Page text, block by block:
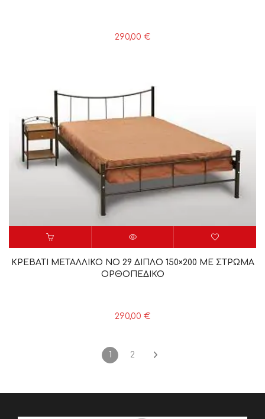
290,00 €
ΚΡΕΒΑΤΙ ΜΕΤΑΛΛΙΚΟ ΝΟ 29 ΔΙΠΛΟ 150×200 ΜΕ ΣΤΡΩΜΑ
ΟΡΘΟΠΕΔΙΚΟ
290,00 €
1 2